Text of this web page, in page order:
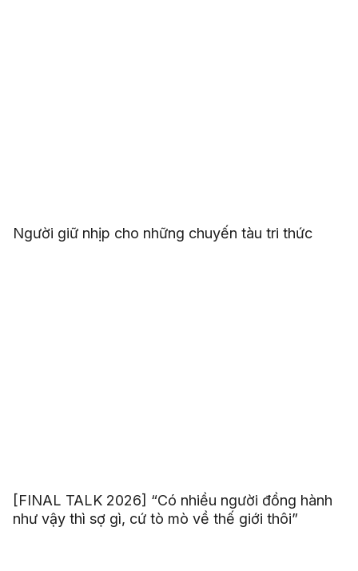
Người giữ nhịp cho những chuyến tàu tri thức
[FINAL TALK 2026] “Có nhiều người đồng hành
như vậy thì sợ gì, cứ tò mò về thế giới thôi”